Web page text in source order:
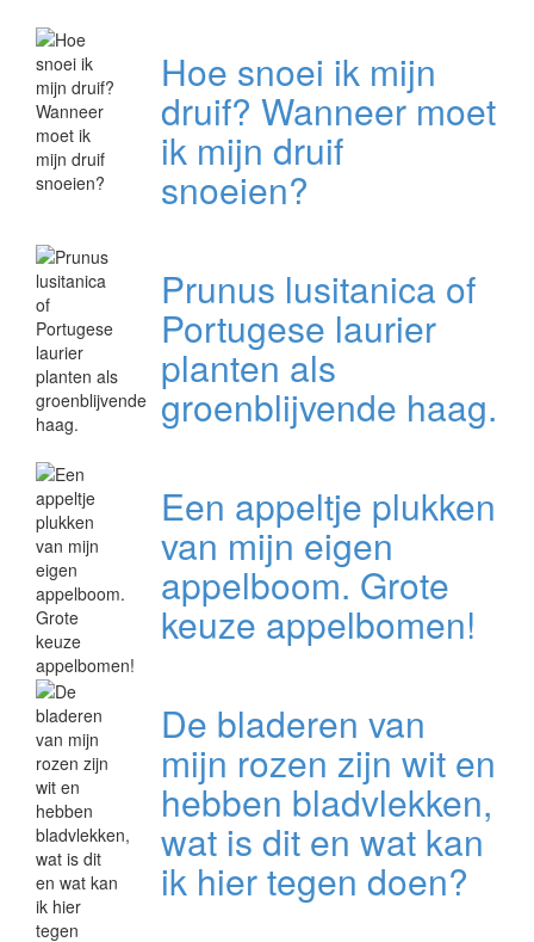
Hoe snoei ik mijn
druif? Wanneer moet
ik mijn druif
snoeien?
Prunus lusitanica of
Portugese laurier
planten als
groenblijvende haag.
Een appeltje plukken
van mijn eigen
appelboom. Grote
keuze appelbomen!
De bladeren van
mijn rozen zijn wit en
hebben bladvlekken,
wat is dit en wat kan
ik hier tegen doen?